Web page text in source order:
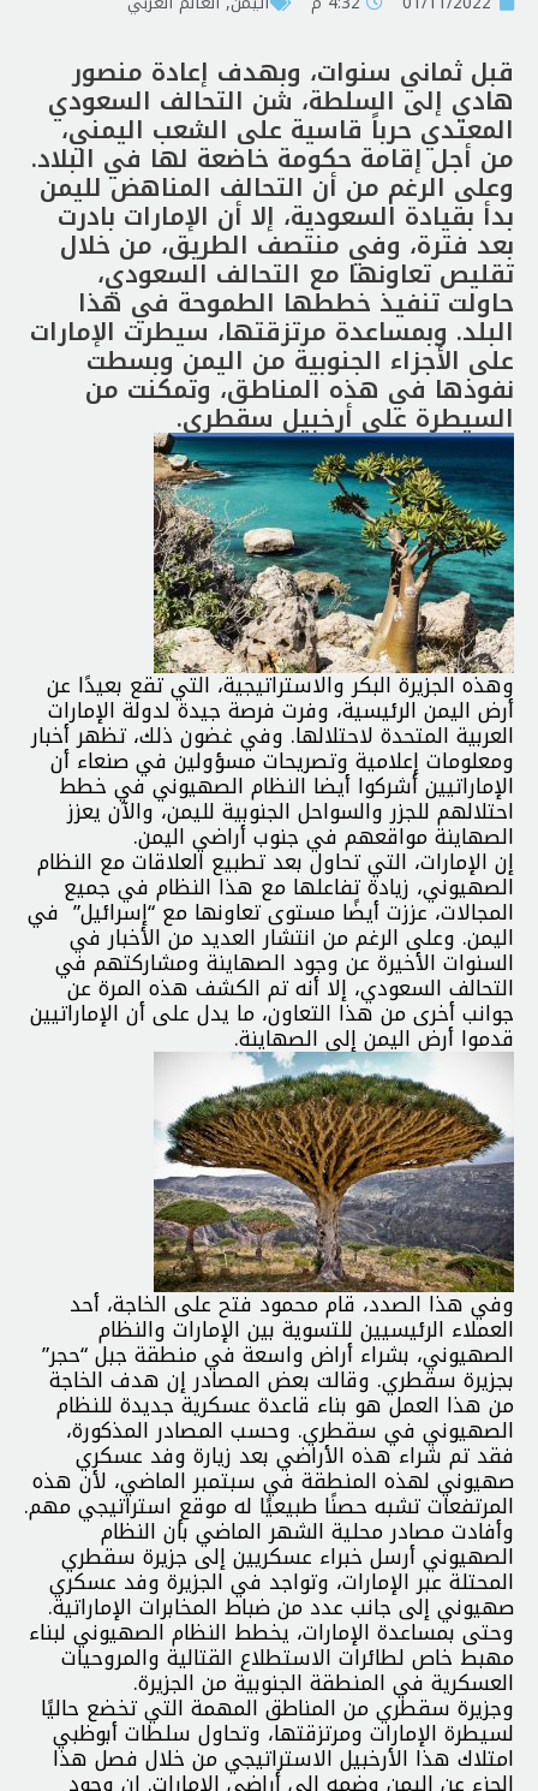
قبل ثماني سنوات، وبهدف إعادة منصور
هادي إلى السلطة، شن التحالف السعودي
المعتدي حرباً قاسية على الشعب اليمني،
من أجل إقامة حكومة خاضعة لها في البلاد.
وعلى الرغم من أن التحالف المناهض لليمن
بدأ بقيادة السعودية، إلا أن الإمارات بادرت
بعد فترة، وفي منتصف الطريق، من خلال
تقليص تعاونها مع التحالف السعودي،
حاولت تنفيذ خططها الطموحة في هذا
البلد. وبمساعدة مرتزقتها، سيطرت الإمارات
على الأجزاء الجنوبية من اليمن وبسطت
نفوذها في هذه المناطق، وتمكنت من
السيطرة على أرخبيل سقطري.
وهذه الجزيرة البكر والاستراتيجية، التي تقع بعيدًا عن
أرض اليمن الرئيسية، وفرت فرصة جيدة لدولة الإمارات
العربية المتحدة لاحتلالها. وفي غضون ذلك، تظهر أخبار
ومعلومات إعلامية وتصريحات مسؤولين في صنعاء أن
الإماراتيين أشركوا أيضا النظام الصهيوني في خطط
احتلالهم للجزر والسواحل الجنوبية لليمن، والآن يعزز
الصهاينة مواقعهم في جنوب أراضي اليمن.
إن الإمارات، التي تحاول بعد تطبيع العلاقات مع النظام
الصهيوني، زيادة تفاعلها مع هذا النظام في جميع
المجالات، عززت أيضًا مستوى تعاونها مع “إسرائيل” في
اليمن. وعلى الرغم من انتشار العديد من الأخبار في
السنوات الأخيرة عن وجود الصهاينة ومشاركتهم في
التحالف السعودي، إلا أنه تم الكشف هذه المرة عن
جوانب أخرى من هذا التعاون، ما يدل على أن الإماراتيين
قدموا أرض اليمن إلى الصهاينة.
وفي هذا الصدد، قام محمود فتح على الخاجة، أحد
العملاء الرئيسيين للتسوية بين الإمارات والنظام
الصهيوني، بشراء أراض واسعة في منطقة جبل “حجر”
بجزيرة سقطري. وقالت بعض المصادر إن هدف الخاجة
من هذا العمل هو بناء قاعدة عسكرية جديدة للنظام
الصهيوني في سقطري. وحسب المصادر المذكورة،
فقد تم شراء هذه الأراضي بعد زيارة وفد عسكري
صهيوني لهذه المنطقة في سبتمبر الماضي، لأن هذه
المرتفعات تشبه حصنًا طبيعيًا له موقع استراتيجي مهم.
وأفادت مصادر محلية الشهر الماضي بأن النظام
الصهيوني أرسل خبراء عسكريين إلى جزيرة سقطري
المحتلة عبر الإمارات، وتواجد في الجزيرة وفد عسكري
صهيوني إلى جانب عدد من ضباط المخابرات الإماراتية.
وحتى بمساعدة الإمارات، يخطط النظام الصهيوني لبناء
مهبط خاص لطائرات الاستطلاع القتالية والمروحيات
العسكرية في المنطقة الجنوبية من الجزيرة.
وجزيرة سقطري من المناطق المهمة التي تخضع حاليًا
لسيطرة الإمارات ومرتزقتها، وتحاول سلطات أبوظبي
امتلاك هذا الأرخبيل الاستراتيجي من خلال فصل هذا
الجزء عن اليمن وضمه إلى أراضي الإمارات. إن وجود